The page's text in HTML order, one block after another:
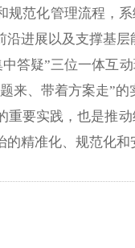
范化管理流程，
进展以及支撑基层
答疑”三位一体互
来、带着方案走”
要实践，也是推动
精准化、规范化